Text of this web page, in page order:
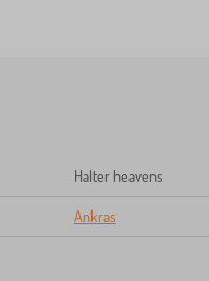
Halter heavens
Ankras